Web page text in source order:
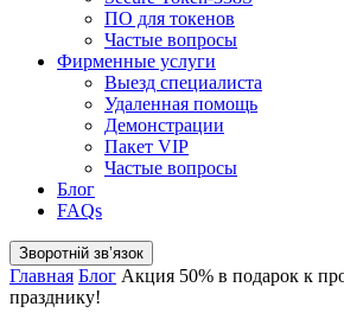
ПО для токенов
Частые вопросы
Фирменные услуги
Выезд специалиста
Удаленная помощь
Демонстрации
Пакет VIP
Частые вопросы
Блог
FAQs
Зворотній звʼязок
Главная Блог Акция 50% в подарок к
празднику!